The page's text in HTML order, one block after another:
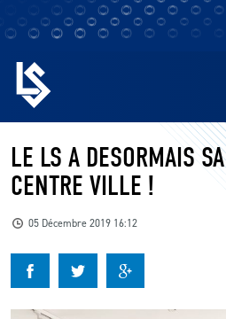
EQUIPES
BILLETTERIE
KIDS
LE LS A DESORMAIS
CENTRE VILLE !
05 Décembre 2019 16:12